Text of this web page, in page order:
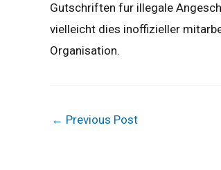
Gutschriften fur illegale
vielleicht dies inoffizieller
Organisation.
← Previous Post